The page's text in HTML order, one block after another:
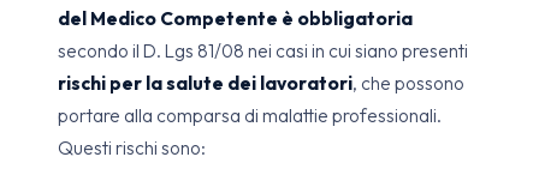
del Medico Competente è obbligatoria
secondo il D. Lgs 81/08 nei casi in cui siano presenti
rischi per la salute dei lavoratori, che possono
portare alla comparsa di malattie professionali.
Questi rischi sono: